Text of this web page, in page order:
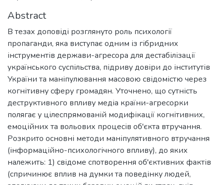
Abstract
В тезах доповіді розглянуто роль психології
пропаганди, яка виступає одним із гібридних
інструментів держави-агресора для дестабілізації
українського суспільства, підриву довіри до інститутів
України та маніпулювання масовою свідомістю через
когнітивну сферу громадян. Уточнено, що сутність
деструктивного впливу медіа країни-агресорки
полягає у цілеспрямованій модифікації когнітивних,
емоційних та вольових процесів об'єкта втручання.
Розкрито основні методи маніпулятивного втручання
(інформаційно-психологічного впливу), до яких
належить: 1) свідоме спотворення об'єктивних фактів
(спричинює вплив на думки та поведінку людей,